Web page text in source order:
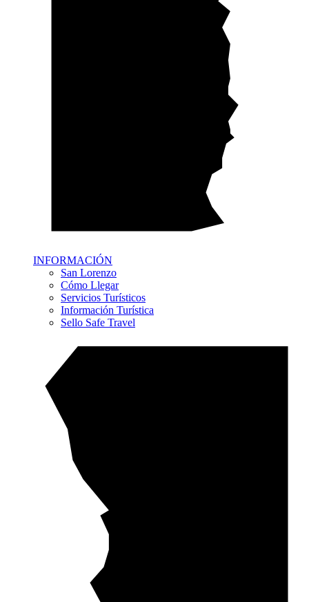
INFORMACIÓN
San Lorenzo
Cómo Llegar
Servicios Turísticos
Información Turística
Sello Safe Travel